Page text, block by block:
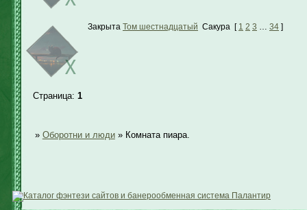
Закрыта Том шестнадцатый Сакура [ 1 2 3 34 ]
Страница: 1
» Оборотни и люди » Комната пиара.